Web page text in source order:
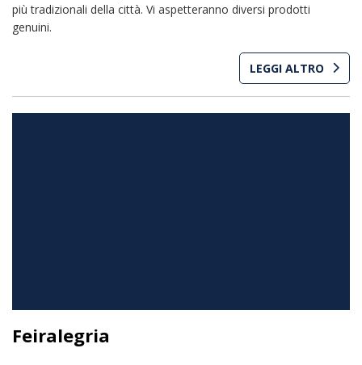
più tradizionali della città. Vi aspetteranno diversi prodotti
genuini.
LEGGI ALTRO
Feiralegria